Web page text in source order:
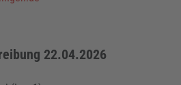
22.04.2026